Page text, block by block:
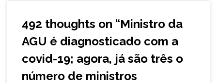
492 thoughts on “Ministro da
AGU é diagnosticado com a
covid-19; agora, já são três o
número de ministros